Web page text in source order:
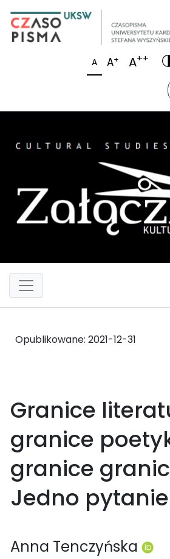
A A+ A++
Opublikowane: 2021-12-31
Granice
granice
granice
Jedno pytanie
Anna Tenczyńska